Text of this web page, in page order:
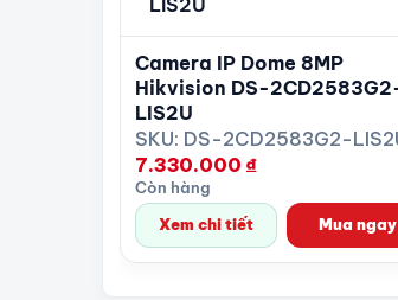
Hỗ trợ thẻ nhớ tối đa 256GB,
Hỗ trợ micro ghi âm thanh.
Nguồn 12VDC/POE.
Tiêu chuẩn IP67.
Hỗ trợ dịch vụ HikConnect, tên
Camera IP Dome 8MP
Hikvision DS-
LIS2U
SKU: DS-2CD2583G2-
7.330.000 ₫
Còn hàng
Xem chi tiết
Mua ngay